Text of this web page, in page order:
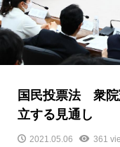
国民投票法 衆
立する見通し
2021.05.06 361